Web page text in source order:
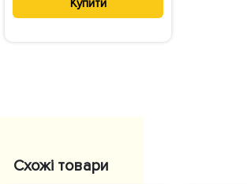
Купити
Схожі товари